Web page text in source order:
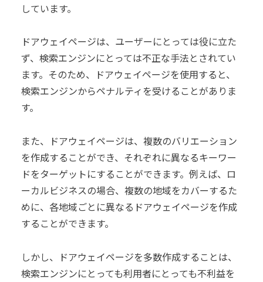
しています。
ドアウェイページは、ユーザーにとっては役に立た
ず、検索エンジンにとっては不正な手法とされてい
ます。そのため、ドアウェイページを使用すると、
検索エンジンからペナルティを受けることがありま
す。
また、ドアウェイページは、複数のバリエーション
を作成することができ、それぞれに異なるキーワー
ドをターゲットにすることができます。例えば、ロ
ーカルビジネスの場合、複数の地域をカバーするた
めに、各地域ごとに異なるドアウェイページを作成
することができます。
しかし、ドアウェイページを多数作成することは、
検索エンジンにとっても利用者にとっても不利益を